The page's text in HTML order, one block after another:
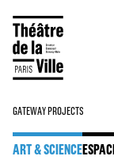
GATEWAY PROJECTS
ART & SCIENCE